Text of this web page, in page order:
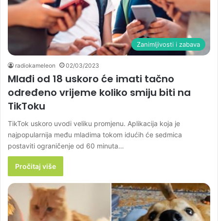
Zanimljivosti i zabava
radiokameleon 02/03/2023
Mlađi od 18 uskoro će imati tačno
određeno vrijeme koliko smiju biti na
TikToku
TikTok uskoro uvodi veliku promjenu. Aplikacija koja je
najpopularnija među mladima tokom idućih će sedmica
postaviti ograničenje od 60 minuta…
Pročitaj više